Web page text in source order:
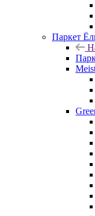
Паркет